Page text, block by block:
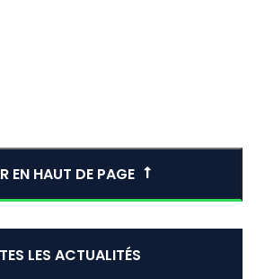
EN HAUT DE PAGE
LES ACTUALITÉS